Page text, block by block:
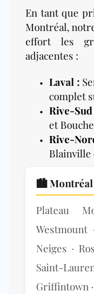
En tant que
Montréal,
effort les
adjacentes :
Laval :
complet
Rive-Sud
et
Rive-
Blainville
🏙️ Montréal
Plateau
Westmount
Neiges ·
Saint-
Griffintown